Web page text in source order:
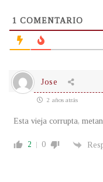
1 COMENTARIO
Jose
2 años atrás
Esta vieja corrupta,
2 0